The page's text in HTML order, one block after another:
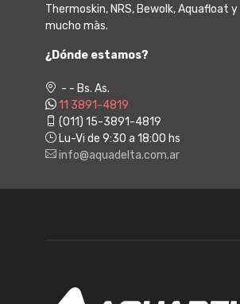
Thermoskin, NRS, Bewolk, Aquafloat y
mucho màs.
¿Dónde estamos?
- - Bs. As.
11 3891-4819
(011) 15-3891-4819
Lu-Vi de 9:30 a 18:00 hs
info@aquadelta.com.ar